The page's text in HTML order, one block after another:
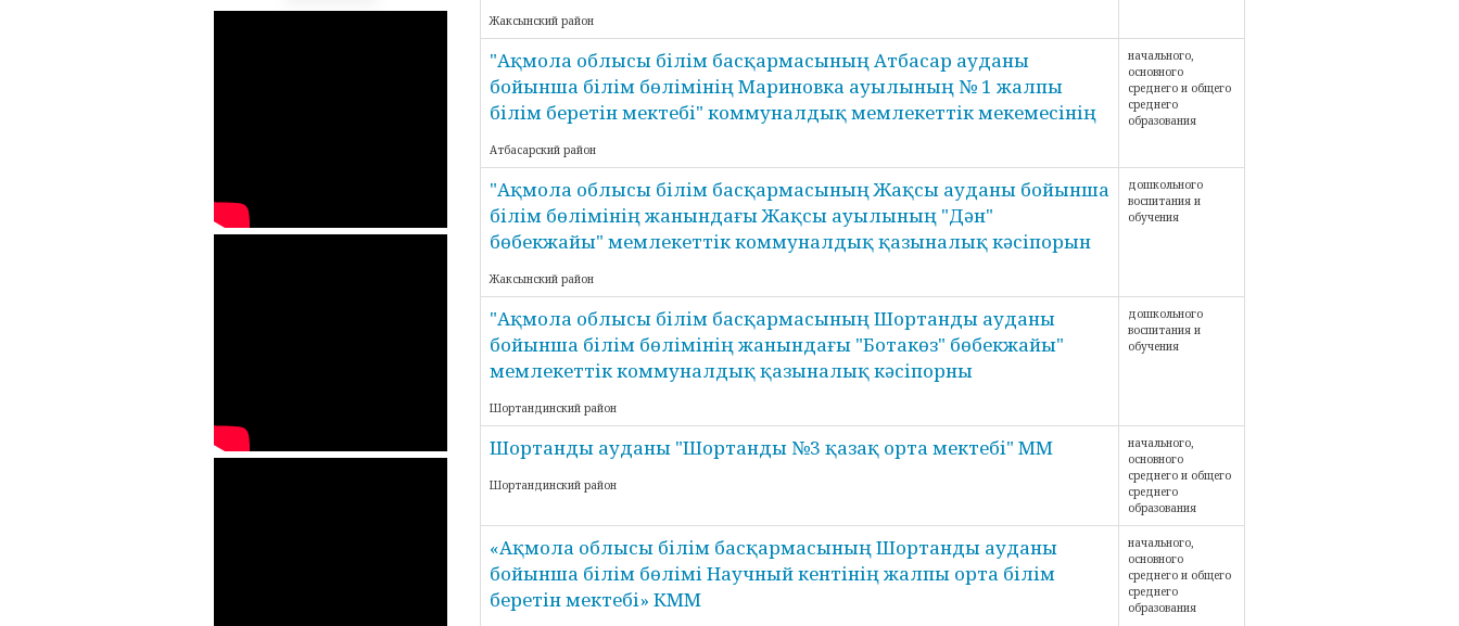
Жаксынский район
"Ақмола облысы білім басқармасының Атбасар ауданы
бойынша білім бөлімінің Мариновка ауылының № 1 жалпы
білім беретін мектебі" коммуналдық мемлекеттік мекемесінің
Атбасарский район
начального,
основного
среднего и общего
среднего
образования
"Ақмола облысы білім басқармасының Жақсы ауданы бойынша
білім бөлімінің жанындағы Жақсы ауылының "Дән"
бөбекжайы" мемлекеттік коммуналдық қазыналық кәсіпорын
Жаксынский район
дошкольного
воспитания и
обучения
"Ақмола облысы білім басқармасының Шортанды ауданы
бойынша білім бөлімінің жанындағы "Ботакөз" бөбекжайы"
мемлекеттік коммуналдық қазыналық кәсіпорны
Шортандинский район
дошкольного
воспитания и
обучения
Шортанды ауданы "Шортанды №3 қазақ орта мектебі" ММ
Шортандинский район
начального,
основного
среднего и общего
среднего
образования
«Ақмола облысы білім басқармасының Шортанды ауданы
бойынша білім бөлімі Научный кентінің жалпы орта білім
беретін мектебі» КММ
начального,
основного
среднего и общего
среднего
образования